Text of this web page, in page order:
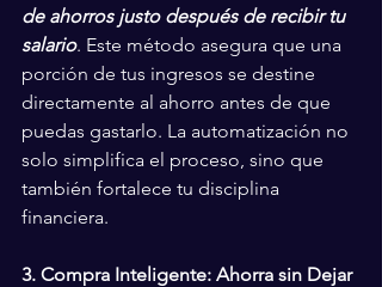
de ahorros justo después de recibir tu
salario. Este método asegura que una
porción de tus ingresos se destine
directamente al ahorro antes de que
puedas gastarlo. La automatización no
solo simplifica el proceso, sino que
también fortalece tu disciplina
financiera.
3. Compra Inteligente: Ahorra sin Dejar